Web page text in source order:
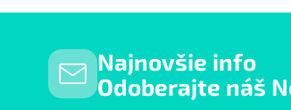
Najnovšie info
Odoberajte náš